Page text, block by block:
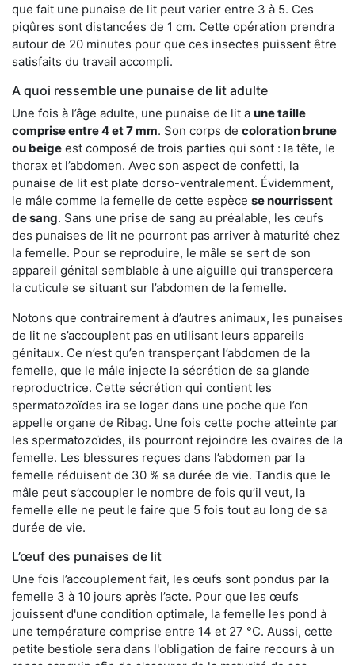
que fait une punaise de lit peut varier entre 3 à 5. Ces
piqûres sont distancées de 1 cm. Cette opération prendra
autour de 20 minutes pour que ces insectes puissent être
satisfaits du travail accompli.
A quoi ressemble une punaise de lit adulte
Une fois à l’âge adulte, une punaise de lit a une taille
comprise entre 4 et 7 mm. Son corps de coloration brune
ou beige est composé de trois parties qui sont : la tête, le
thorax et l’abdomen. Avec son aspect de confetti, la
punaise de lit est plate dorso-ventralement. Évidemment,
le mâle comme la femelle de cette espèce se nourrissent
de sang. Sans une prise de sang au préalable, les œufs
des punaises de lit ne pourront pas arriver à maturité chez
la femelle. Pour se reproduire, le mâle se sert de son
appareil génital semblable à une aiguille qui transpercera
la cuticule se situant sur l’abdomen de la femelle.
Notons que contrairement à d’autres animaux, les punaises
de lit ne s’accouplent pas en utilisant leurs appareils
génitaux. Ce n’est qu’en transperçant l’abdomen de la
femelle, que le mâle injecte la sécrétion de sa glande
reproductrice. Cette sécrétion qui contient les
spermatozoïdes ira se loger dans une poche que l’on
appelle organe de Ribag. Une fois cette poche atteinte par
les spermatozoïdes, ils pourront rejoindre les ovaires de la
femelle. Les blessures reçues dans l’abdomen par la
femelle réduisent de 30 % sa durée de vie. Tandis que le
mâle peut s’accoupler le nombre de fois qu’il veut, la
femelle elle ne peut le faire que 5 fois tout au long de sa
durée de vie.
L’œuf des punaises de lit
Une fois l’accouplement fait, les œufs sont pondus par la
femelle 3 à 10 jours après l’acte. Pour que les œufs
jouissent d'une condition optimale, la femelle les pond à
une température comprise entre 14 et 27 °C. Aussi, cette
petite bestiole sera dans l'obligation de faire recours à un